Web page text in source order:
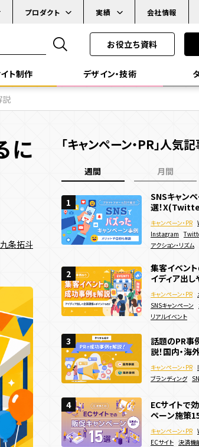
プロダクト 実績
績一覧
ーススタディ
会社情報
お役立ち資料
ンペーン
リアルイベント
タメ要素
ーン
TikTok PR
ト制作
多言語化機能 CMS機能 CRM機能 AI機能
デザイン・技術
術」
UI・UXデザイン
ション
ージ AR WebAR WebGL
CSS メタバース
キャンペーン目的別
新規顧客獲得施策 既存顧客向け施策
店舗誘引 EC誘引 ブランディング
説
に
九条拓斗
「キャンペーン・PR」人気
週間 月間
1
SNSキャン
選！
バズった面
キャンペーン・PR
Instagram
アクション・リズム
2
集客イベン
イディア出
トも解説
キャンペーン・PR
SNSキャンペーン
リアルイベント
3
話題のPR事
説！国内・
キャンペーン・PR
ブランディング
4
ECサイトで
ペーン施策
方法などを
キャンペーン・PR
ECサイト 決済機
1
SNSキャン
選！
バズった面
キャンペーン・PR
Instagram
アクション・リズム
2
集客イベン
イディア出
トも解説
キャンペーン・PR
SNSキャンペーン
リアルイベント
3
話題のPR事
説！国内・
キャンペーン・PR
ブランディング
4
夏キャンペー
メリットや制
キャンペーン・PR
SNSキャンペーン
1
映画キャン
題になる企
キャンペーン・PR
SNSキャンペーン
マーケティング リ
2
デジタルスタ
り方やメリッ
説
キャンペーン・PR
3
的な宣伝方
介
キャンペーン・PR
ゲームプロモーシ
RPG・育成
4
自治体でのデ
ー活用事例！
キャンペーン・PR
デジタルスタンプラ